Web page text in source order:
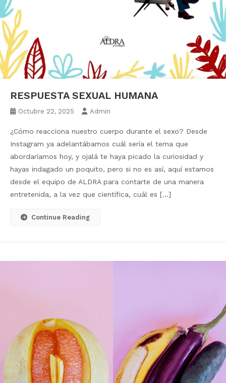
RESPUESTA SEXUAL HUMANA
Octubre 22, 2025 Admin
¿Cómo reacciona nuestro cuerpo durante el sexo? Desde
Instagram ya adelantábamos cuál sería el tema que
abordaríamos hoy, y ojalá te haya picado la curiosidad y
hayas indagado un poquito, pero si no es así, aquí estamos
desde el equipo de ALDRA para contarte de una manera
entretenida, a la vez que científica, cuál es […]
Continue Reading